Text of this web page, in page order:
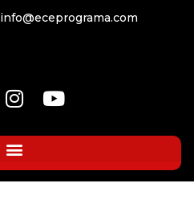
info@eceprograma.com